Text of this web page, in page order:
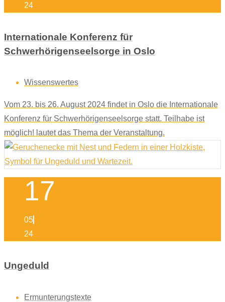
24
Internationale Konferenz für
Schwerhörigenseelsorge in Oslo
Wissenswertes
Vom 23. bis 26. August 2024 findet in Oslo die Internationale
Konferenz für Schwerhörigenseelsorge statt. Teilhabe ist
möglich! lautet das Thema der Veranstaltung.
17
05
24
Ungeduld
Ermunterungstexte